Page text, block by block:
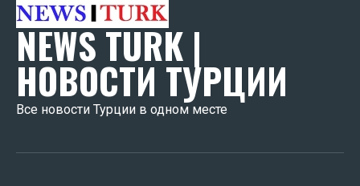
NEWS TURK |
НОВОСТИ ТУРЦИИ
Все новости Турции в одном месте